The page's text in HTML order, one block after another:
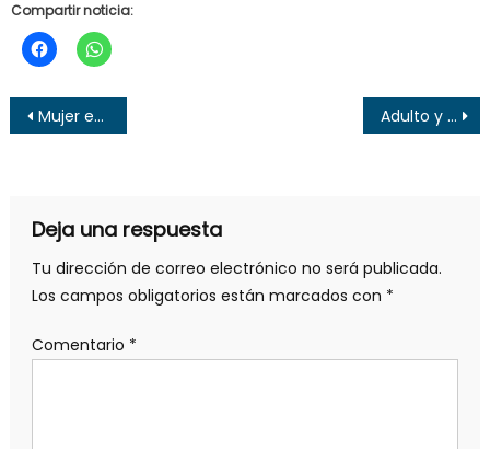
Compartir noticia:
Navegación
de
Mujer es herida al ser asaltada en baños del Mercado #1 de Santa Ana Adulto y un menor lesionados tras explosión en venta de cohetes en Santa Ana
Deja una respuesta
Tu dirección de correo electrónico no será publicada.
Los campos obligatorios están marcados con *
Comentario *